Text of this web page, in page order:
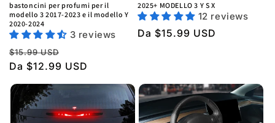
bastoncini per profumi per il
modello 3 2017-2023 e il modello Y
2020-2024
3 reviews
Prezzo
regolare
$15.99 USD
di
Da $12.99 USD
2025+ MODELLO 3 Y S X
12 reviews
Prezzo
Da $15.99 USD